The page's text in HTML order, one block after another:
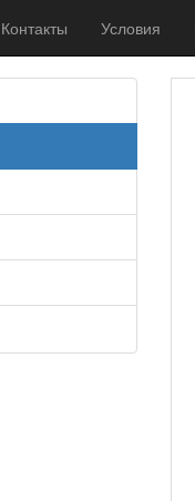
Контакты Условия